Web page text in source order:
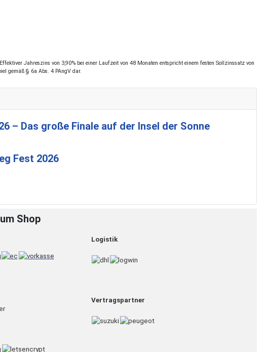
Jahreszins von 3,90% bei einer Laufzeit von 48 Monaten entspricht einem festen Sollzinssatz von
gemäß § 6a Abs. 4 PAngV dar.
– Das große Finale auf der Insel der Sonne
Fest 2026
Shop
Logistik
Vertragspartner